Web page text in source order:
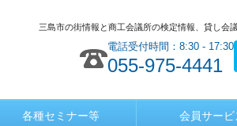
三島市の街情報と商工会議所の検定情報、貸し会
電話受付時間：8:30 - 17:30
055-975-4441
各種セミナー等 会員サービ